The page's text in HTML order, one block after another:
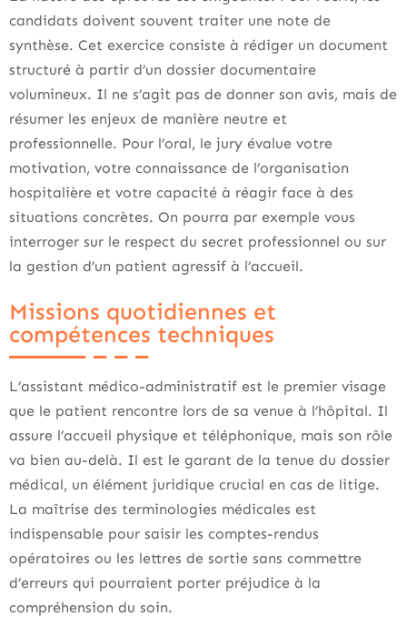
candidats doivent souvent traiter une note de
synthèse. Cet exercice consiste à rédiger un document
structuré à partir d’un dossier documentaire
volumineux. Il ne s’agit pas de donner son avis, mais de
résumer les enjeux de manière neutre et
professionnelle. Pour l’oral, le jury évalue votre
motivation, votre connaissance de l’organisation
hospitalière et votre capacité à réagir face à des
situations concrètes. On pourra par exemple vous
interroger sur le respect du secret professionnel ou sur
la gestion d’un patient agressif à l’accueil.
Missions quotidiennes et
compétences techniques
L’assistant médico-administratif est le premier visage
que le patient rencontre lors de sa venue à l’hôpital. Il
assure l’accueil physique et téléphonique, mais son rôle
va bien au-delà. Il est le garant de la tenue du dossier
médical, un élément juridique crucial en cas de litige.
La maîtrise des terminologies médicales est
indispensable pour saisir les comptes-rendus
opératoires ou les lettres de sortie sans commettre
d’erreurs qui pourraient porter préjudice à la
compréhension du soin.